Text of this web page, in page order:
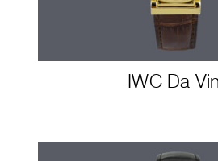
IWC Da